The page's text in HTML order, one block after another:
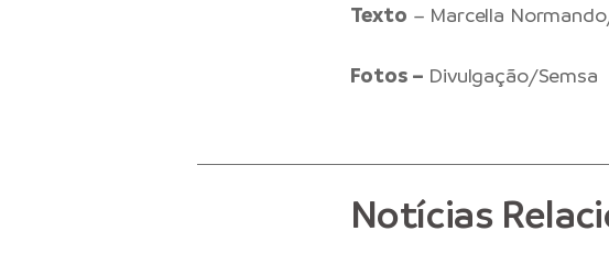
Texto – Marcella
Fotos – Divulgação/Semsa
Notícias